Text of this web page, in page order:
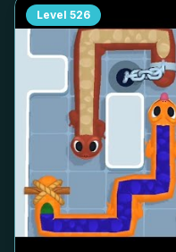
Level 526